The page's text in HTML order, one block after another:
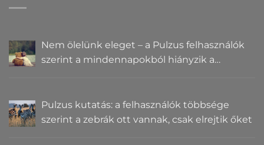
Nem ölelünk eleget – a Pulzus felhasználók
szerint a mindennapokból hiányzik a
Pulzus kutatás: a felhasználók többsége
szerint a zebrák ott vannak, csak elrejtik őket